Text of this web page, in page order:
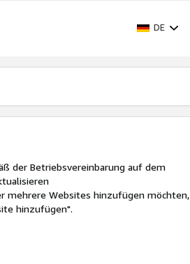
DE
der Betriebsvereinbarung auf dem
mehrere Websites hinzufügen möchten,
hinzufügen".